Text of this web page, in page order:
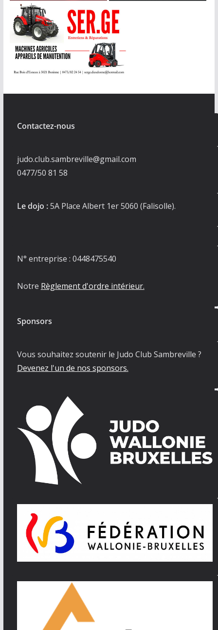
Contactez-nous
judo.club.sambreville@gmail.com
0477/50 81 58
Le dojo :5A Place Albert 1er 5060 (Falisolle).
N° entreprise : 0448475540
Notre Règlement d'ordre intérieur.
Sponsors
Vous souhaitez soutenir le Judo Club Sambreville ?
Devenez l'un de nos sponsors.